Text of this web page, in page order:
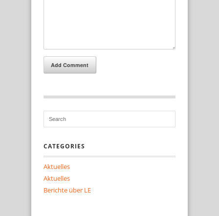
Add Comment
CATEGORIES
Aktuelles
Aktuelles
Berichte über LE